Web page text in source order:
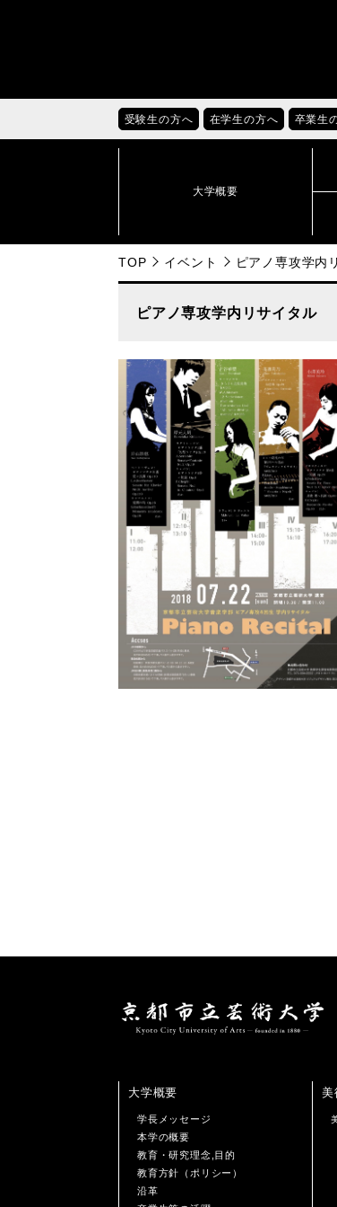
受験生の方へ 在学生の方へ 卒業生
大学概要
TOP イベント ピアノ専攻学内
ピアノ専攻学内リサイタル
大学概要
学長メッセージ
本学の概要
教育・研究理念,目的
教育方針（ポリシー）
沿革
美